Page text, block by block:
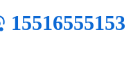
15516555153